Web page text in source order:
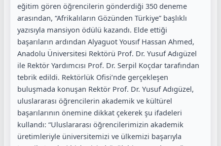
eğitim gören öğrencilerin gönderdiği 350 deneme
arasından, “Afrikalıların Gözünden Türkiye” başlıklı
yazısıyla mansiyon ödülü kazandı. Elde ettiği
başarıların ardından Alyaguot Yousıf Hassan Ahmed,
Anadolu Üniversitesi Rektörü Prof. Dr. Yusuf Adıgüzel
ile Rektör Yardımcısı Prof. Dr. Serpil Koçdar tarafından
tebrik edildi. Rektörlük Ofisi’nde gerçekleşen
buluşmada konuşan Rektör Prof. Dr. Yusuf Adıgüzel,
uluslararası öğrencilerin akademik ve kültürel
başarılarının önemine dikkat çekerek şu ifadeleri
kullandı: “Uluslararası öğrencilerimizin akademik
üretimleriyle üniversitemizi ve ülkemizi başarıyla